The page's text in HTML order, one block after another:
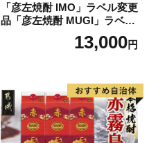
「彦左焼酎 IMO」ラベル変更
品「彦左焼酎 MUGI」ラベル
変更品 飲み比べ セット 合計
2本 720ml×各1本 25度 焼酎
13,000円